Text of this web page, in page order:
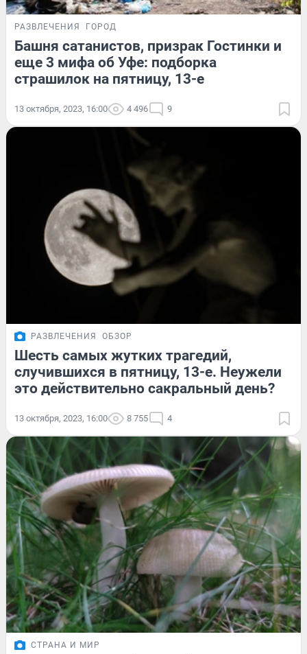
РАЗВЛЕЧЕНИЯ ГОРОД
Башня сатанистов, призрак Гостинки и
еще 3 мифа об Уфе: подборка
страшилок на пятницу, 13-е
13 октября, 2023, 16:00 4 496 9
РАЗВЛЕЧЕНИЯ ОБЗОР
Шесть самых жутких трагедий,
случившихся в пятницу, 13-е. Неужели
это действительно сакральный день?
13 октября, 2023, 16:00 8 755 4
СТРАНА И МИР